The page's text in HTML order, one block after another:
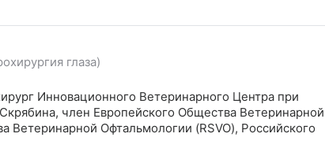
глаза)
Инновационного Ветеринарного Центра при
член Европейского Общества Ветеринарной
Ветеринарной Офтальмологии (RSVO), Российского